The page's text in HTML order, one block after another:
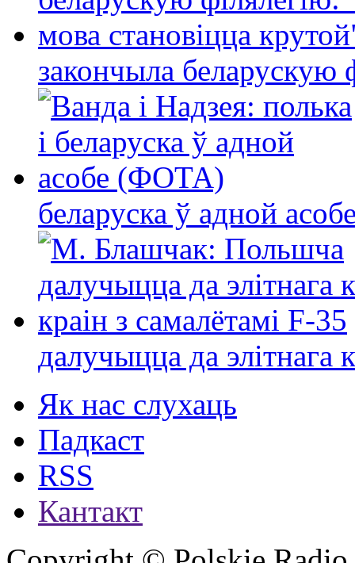
закончыла беларускую
беларуска ў адной
далучыцца да элітнага
Як нас слухаць
Падкаст
RSS
Кантакт